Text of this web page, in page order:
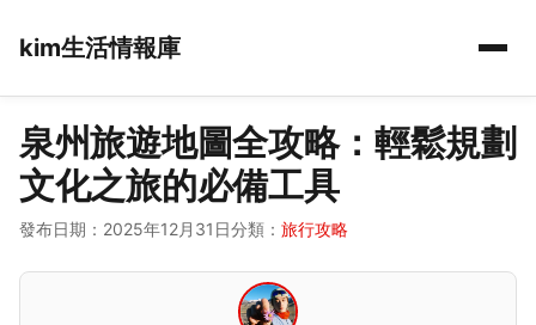
kim生活情報庫
泉州旅遊地圖全攻略：輕鬆規劃
文化之旅的必備工具
發布日期：2025年12月31日分類： 旅行攻略